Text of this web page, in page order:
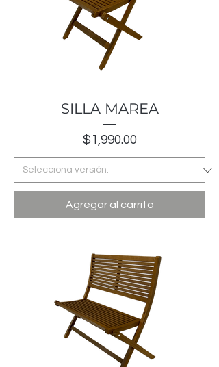
SILLA MAREA
Precio
$1,990.00
Agregar al carrito